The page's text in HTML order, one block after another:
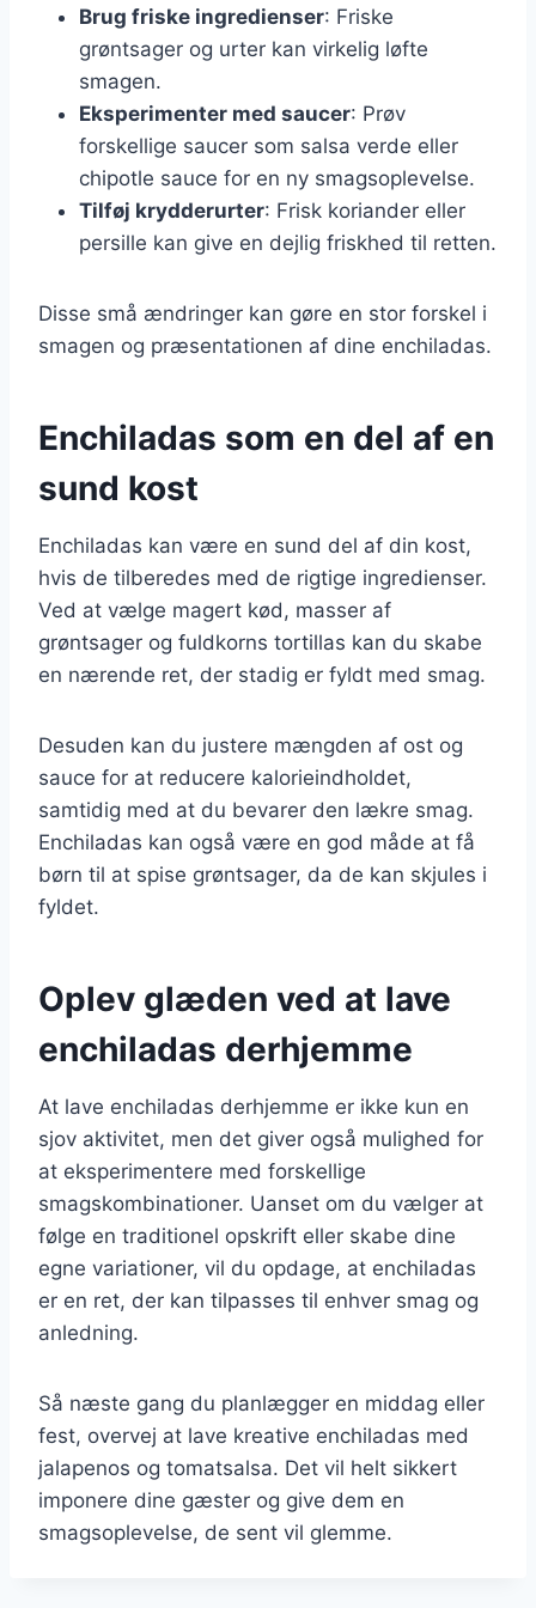
Brug friske ingredienser: Friske
grøntsager og urter kan virkelig løfte
smagen.
Eksperimenter med saucer: Prøv
forskellige saucer som salsa verde eller
chipotle sauce for en ny smagsoplevelse.
Tilføj krydderurter: Frisk koriander eller
persille kan give en dejlig friskhed til retten.
Disse små ændringer kan gøre en stor forskel i
smagen og præsentationen af dine enchiladas.
Enchiladas som en del af en
sund kost
Enchiladas kan være en sund del af din kost,
hvis de tilberedes med de rigtige ingredienser.
Ved at vælge magert kød, masser af
grøntsager og fuldkorns tortillas kan du skabe
en nærende ret, der stadig er fyldt med smag.
Desuden kan du justere mængden af ost og
sauce for at reducere kalorieindholdet,
samtidig med at du bevarer den lækre smag.
Enchiladas kan også være en god måde at få
børn til at spise grøntsager, da de kan skjules i
fyldet.
Oplev glæden ved at lave
enchiladas derhjemme
At lave enchiladas derhjemme er ikke kun en
sjov aktivitet, men det giver også mulighed for
at eksperimentere med forskellige
smagskombinationer. Uanset om du vælger at
følge en traditionel opskrift eller skabe dine
egne variationer, vil du opdage, at enchiladas
er en ret, der kan tilpasses til enhver smag og
anledning.
Så næste gang du planlægger en middag eller
fest, overvej at lave kreative enchiladas med
jalapenos og tomatsalsa. Det vil helt sikkert
imponere dine gæster og give dem en
smagsoplevelse, de sent vil glemme.